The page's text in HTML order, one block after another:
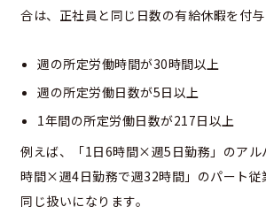
合は、正社員と同じ日数の有給休暇を付与
週の所定労働時間が30時間以上
週の所定労働日数が5日以上
1年間の所定労働日数が217日以上
例えば、「1日6時間×週5日勤務」のアル
時間×週4日勤務で週32時間」のパート従
同じ扱いになります。